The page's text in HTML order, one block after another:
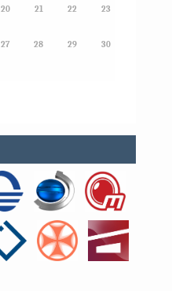
20 21 22 23
27 28 29 30